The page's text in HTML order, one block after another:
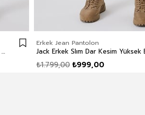
Jack Erkek Slım Dar Kesim Yüksek Bel Dar Paça Jean Pantolon Mavi
Erkek Jean Pantolon
₺999,00
₺1.799,00